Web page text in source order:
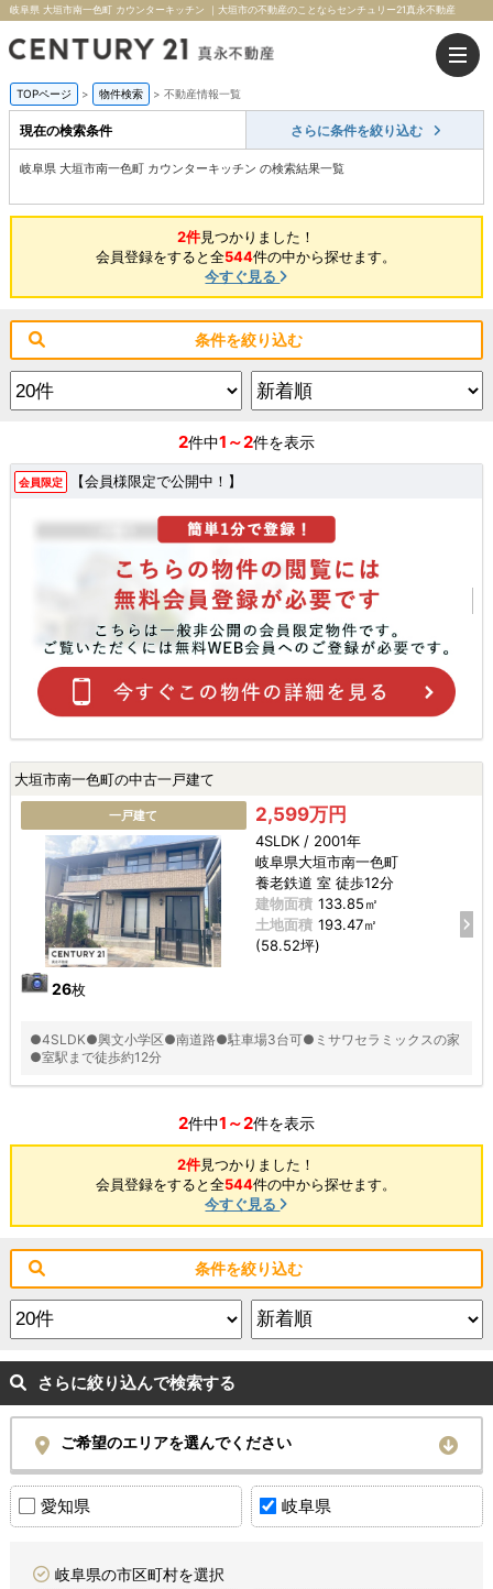
岐阜県 大垣市南一色町 カウンターキッチン ｜大垣市の不動産のことならセンチュリー21真永不動産
TOPページ > 物件検索 > 不動産情報一覧
現在の検索条件 さらに条件を絞り込む
岐阜県 大垣市南一色町 カウンターキッチン の検索結果一覧
2件見つかりました！
会員登録をすると全544件の中から探せます。
今すぐ見る
条件を絞り込む
2件中1～2件を表示
会員限定 【会員様限定で公開中！】
大垣市南一色町の中古一戸建て
一戸建て
26枚
2,599万円
4SLDK / 2001年
岐阜県大垣市南一色町
養老鉄道 室 徒歩12分
建物面積 133.85㎡
土地面積 193.47㎡
(58.52坪)
●4SLDK●興文小学区●南道路●駐車場3台可●ミサワセラミックスの家
●室駅まで徒歩約12分
2件中1～2件を表示
2件見つかりました！
会員登録をすると全544件の中から探せます。
今すぐ見る
条件を絞り込む
さらに絞り込んで検索する
ご希望のエリアを選んでください
愛知県 岐阜県
岐阜県の市区町村を選択